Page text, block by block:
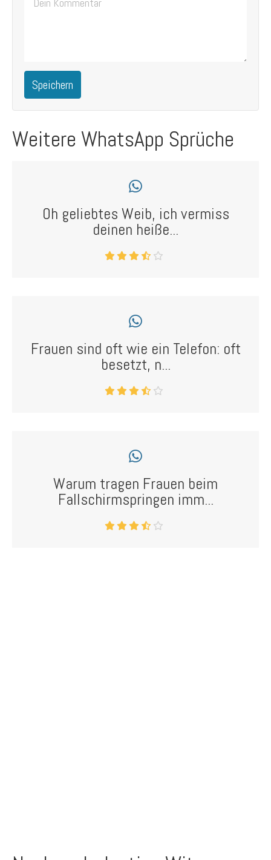
Speichern
Weitere WhatsApp Sprüche
Oh geliebtes Weib, ich vermiss
deinen heiße...
Frauen sind oft wie ein Telefon: oft
besetzt, n...
Warum tragen Frauen beim
Fallschirmspringen imm...